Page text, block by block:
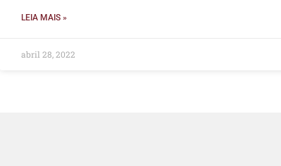
LEIA MAIS »
abril 28, 2022